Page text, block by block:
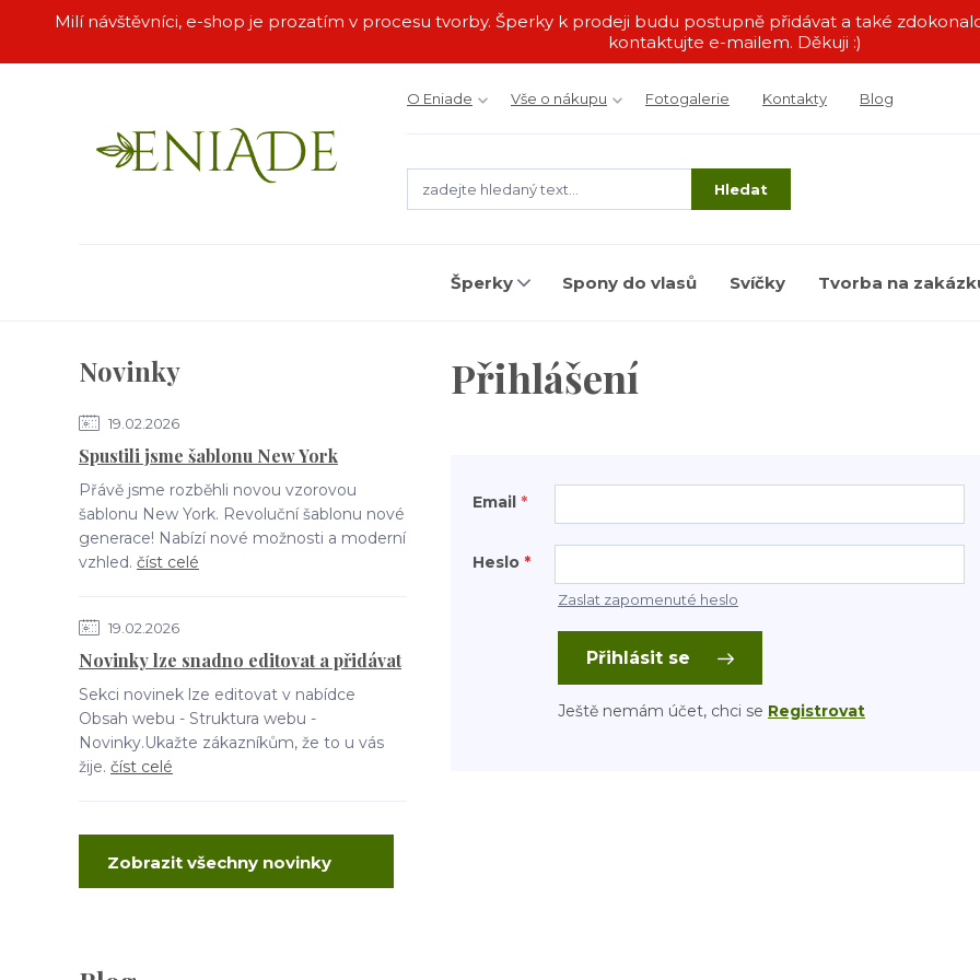
Milí návštěvníci, e-shop je prozatím v procesu tvorby. Šperky k prodeji budu postupně přidávat a také
kontaktujte e-mailem. Děkuji :)
O Eniade Vše o nákupu Fotogalerie Kontakty Blog
Hledat
Šperky Spony do vlasů Svíčky Tvorba na
Novinky
19.02.2026
Spustili jsme šablonu New York
Přávě jsme rozběhli novou vzorovou
šablonu New York. Revoluční šablonu nové
generace! Nabízí nové možnosti a moderní
vzhled. číst celé
19.02.2026
Novinky lze snadno editovat a přidávat
Sekci novinek lze editovat v nabídce
Obsah webu - Struktura webu -
Novinky.Ukažte zákazníkům, že to u vás
žije. číst celé
Zobrazit všechny novinky
Přihlášení
Email *
Heslo *
Zaslat zapomenuté heslo
Přihlásit se
Ještě nemám účet, chci se Registrovat